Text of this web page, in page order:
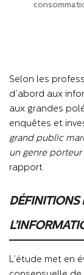
Selon les
d’abord aux
aux grandes
enquêtes et
grand public
un genre
rapport.
DÉFINITIONS
L’étude met en